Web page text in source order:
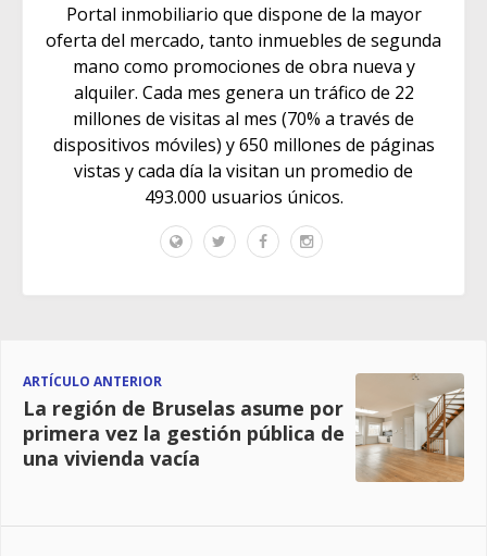
Portal inmobiliario que dispone de la mayor
oferta del mercado, tanto inmuebles de segunda
mano como promociones de obra nueva y
alquiler. Cada mes genera un tráfico de 22
millones de visitas al mes (70% a través de
dispositivos móviles) y 650 millones de páginas
vistas y cada día la visitan un promedio de
493.000 usuarios únicos.
ARTÍCULO ANTERIOR
La región de Bruselas asume por
primera vez la gestión pública de
una vivienda vacía